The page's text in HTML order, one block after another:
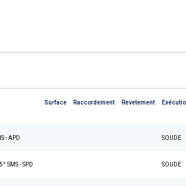
Surface Raccordement Revetement
- APD SOUDE
SMS - SPD SOUDE